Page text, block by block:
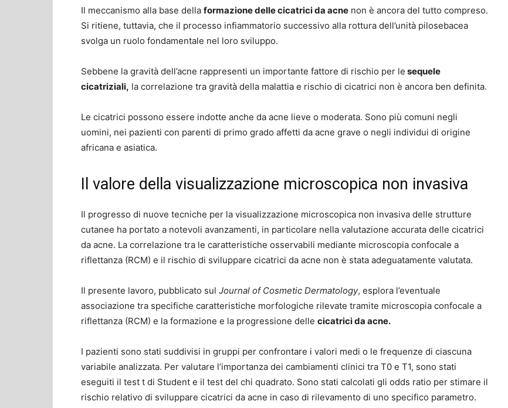
Il meccanismo alla base della formazione delle cicatrici da acne non è ancora del tutto compreso.
Si ritiene, tuttavia, che il processo infiammatorio successivo alla rottura dell’unità pilosebacea
svolga un ruolo fondamentale nel loro sviluppo.
Sebbene la gravità dell’acne rappresenti un importante fattore di rischio per le sequele
cicatriziali, la correlazione tra gravità della malattia e rischio di cicatrici non è ancora ben definita.
Le cicatrici possono essere indotte anche da acne lieve o moderata. Sono più comuni negli
uomini, nei pazienti con parenti di primo grado affetti da acne grave o negli individui di origine
africana e asiatica.
Il valore della visualizzazione microscopica non invasiva
Il progresso di nuove tecniche per la visualizzazione microscopica non invasiva delle strutture
cutanee ha portato a notevoli avanzamenti, in particolare nella valutazione accurata delle cicatrici
da acne. La correlazione tra le caratteristiche osservabili mediante microscopia confocale a
riflettanza (RCM) e il rischio di sviluppare cicatrici da acne non è stata adeguatamente valutata.
Il presente lavoro, pubblicato sul Journal of Cosmetic Dermatology, esplora l’eventuale
associazione tra specifiche caratteristiche morfologiche rilevate tramite microscopia confocale a
riflettanza (RCM) e la formazione e la progressione delle cicatrici da acne.
I pazienti sono stati suddivisi in gruppi per confrontare i valori medi o le frequenze di ciascuna
variabile analizzata. Per valutare l’importanza dei cambiamenti clinici tra T0 e T1, sono stati
eseguiti il ​​test t di Student e il test del chi quadrato. Sono stati calcolati gli odds ratio per stimare il
rischio relativo di sviluppare cicatrici da acne in caso di rilevamento di uno specifico parametro.